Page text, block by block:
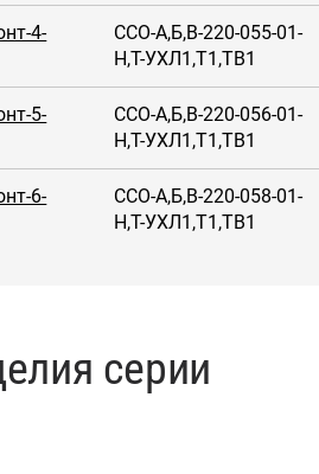
4-
ССО-А,Б,В-220-055-01-
Н,Т-УХЛ1,Т1,ТВ1
5-
ССО-А,Б,В-220-056-01-
Н,Т-УХЛ1,Т1,ТВ1
6-
ССО-А,Б,В-220-058-01-
Н,Т-УХЛ1,Т1,ТВ1
серии